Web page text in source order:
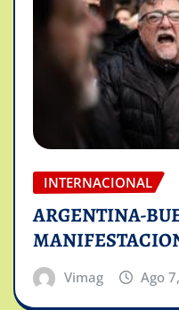
INTERNACIONAL
ARGENTINA-
Vimag Ago